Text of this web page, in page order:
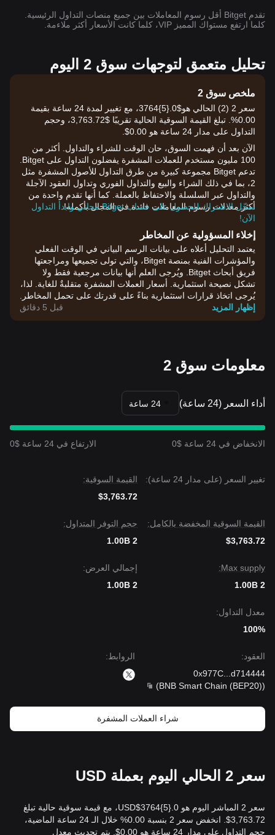
تقدم Bitget أقل رسوم المعاملات بين جميع منصات التداول الرئيسية.
كلما ارتفع مستواك المميز VIP، كلما كانت الأسعار أكثر ملاءمة.
تحليل متعمق لتوجهات سوق 2 اليوم
ملخص سوق 2
سعر 2 (2) الحالي هو$0.{​5}3764، مع تغيير لمدة 24 ساعة بقيمة
0.00%. تبلغ القيمة السوقية الحالية تقريبًا $3,763.72، وحجم
التداول على مدار 24 ساعة هو 0.00$.
الآن بعد أن فهمت السوق، حان الوقت للشراء والتداول. أكثر من
تدعم Bitget مجموعة كبيرة من طرق التداول للأصول المشفرة مثل
2، بما في ذلك الشراء والبيع والتداول الفوري وتداول العقود الآجلة
والتداول عبر السلسلة والاحتفاظ بالعملة. كما أنها تقدم واحدة من
أكثر معدلات رسوم المعاملات فائدة في المجال بأكمله!
سجّل الاشتراك للحصول على حساب Bitget مجاني وابدأ التداول
الآن!
إخلاء المسؤولية عن المخاطر
يعتمد التحليل أعلاه على بيانات الرسم البياني في الوقت الفعلي
والمؤشرات الفنية بمنصة Bitget، والتي تولى تجميعها ومراجعتها
فريق أبحاث Bitget. ويُرجى العلم أنها بيانات مرجعية فقط ولا
تشكل نصيحة استثمارية. أسعار العملات المشفرة متقلبةٌ للغاية. لذا،
يُرجى اتخاذ قرارات استثمارية بناءً على قدرتك على تحمل المخاطر.
إظهار المزيد
قبل 5 دقائق
معلومات سوق 2
أداء السعر (24 ساعة) 24 ساعة
الانخفاض في 24 ساعة $0 الارتفاع في 24 ساعة $0
تغيير السعر (على مدار 24 ساعة):
القيمة السوقية:
$3,763.72
القيمة السوقية المخفضة بالكامل:
$3,763.72
حجم التوفر المتداول:
1.00B 2
Max supply:
1.00B 2
إجمالي العرض:
1.00B 2
معدل التداول:
100%
العقود:
0x977C
d714444
(
BNB Smart Chain (BEP20)
)
الروابط:
شراء العملات المشفرة
سعر 2 الحالي اليوم بعملة USD
سعر 2 المباشر اليوم هو 0.{​5}3764$USD، مع قيمة سوقية حالية تبلغ
3,763.72$. انخفض سعر 2 بنسبة 0.00% خلال الـ 24 ساعة الماضية،
حجم التداول على مدار 24 ساعة هو 0.00$. يتم تحديث معدل